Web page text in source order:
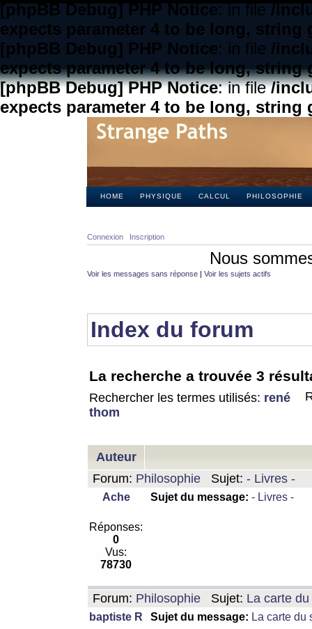
[phpBB Debug] PHP Notice: in file/
expects parameter 4 to be long, string
[phpBB Debug] PHP Notice: in file /
expects parameter 4 to be long, string
[phpBB Debug] PHP Notice: in file/
expects parameter 4 to be long, string
HOME PHYSIQUE CALCUL PHILOSOPHIE
Connexion Inscription
Nous
Voir les messages sans réponse | Voir les sujets actifs
Index du forum
La recherche a trouvée 3
Rechercher les termes utilisés: rené
thom
Auteur
Forum: Philosophie Sujet: - Livres -
Ache Sujet du message: - Livres -
Réponses:
0
Vus:
78730
Forum: Philosophie Sujet: La carte
baptiste R Sujet du message: La carte du